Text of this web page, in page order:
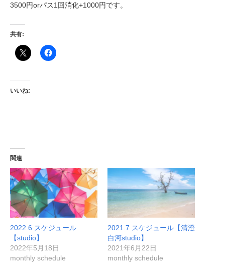
3500円orパス1回消化+1000円です。
共有:
いいね:
関連
2022.6 スケジュール
【studio】
2022年5月18日
monthly schedule
2021.7 スケジュール【清澄
白河studio】
2021年6月22日
monthly schedule